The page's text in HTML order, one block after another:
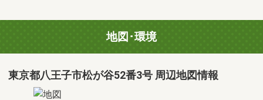
地図･環境
東京都八王子市松が谷52番3号 周辺地図情報